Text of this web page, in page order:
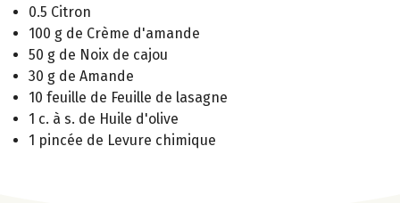
0.5 Citron
100 g de Crème d'amande
50 g de Noix de cajou
30 g de Amande
10 feuille de Feuille de lasagne
1 c. à s. de Huile d'olive
1 pincée de Levure chimique